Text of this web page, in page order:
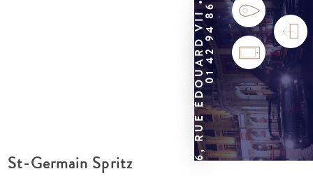
01 42 94 86 03
St-Germain Spritz